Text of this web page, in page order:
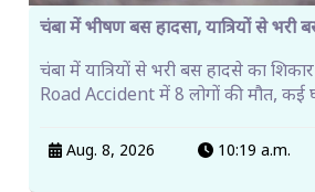
चंबा में भीषण बस हादसा, यात्रियों से भरी
चंबा में यात्रियों से भरी बस हादसे का
Road Accident में 8 लोगों की मौत, कई
Aug. 8, 2026 10:19 a.m.